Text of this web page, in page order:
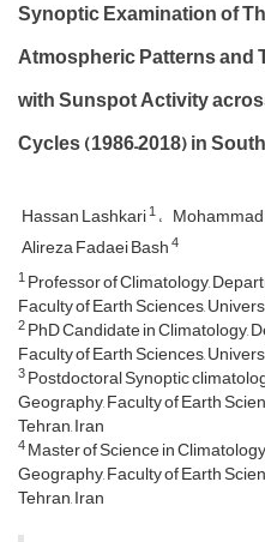
Synoptic Examination of
Atmospheric Patterns and
with Sunspot Activity
Cycles (1986–2018) in
Hassan Lashkari1
Alireza Fadaei Bash4
1Professor of Climatology,
Faculty of Earth Sciences,
2PhD Candidate in Climatology,
Faculty of Earth Sciences,
3Postdoctoral Synoptic
Geography, Faculty of Earth
Tehran, Iran
4Master of Science in
Geography, Faculty of Earth
Tehran, Iran